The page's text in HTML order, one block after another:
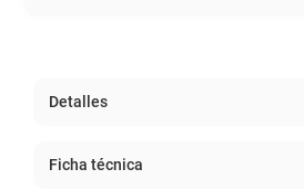
Detalles
Ficha técnica